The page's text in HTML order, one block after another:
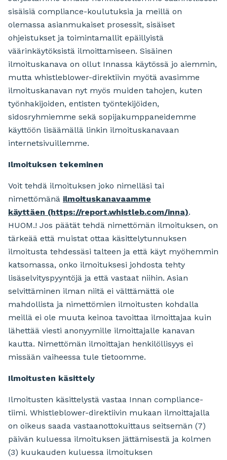
sisäisiä compliance-koulutuksia ja meillä on
olemassa asianmukaiset prosessit, sisäiset
ohjeistukset ja toimintamallit epäillyistä
väärinkäytöksistä ilmoittamiseen. Sisäinen
ilmoituskanava on ollut Innassa käytössä jo aiemmin,
mutta whistleblower-direktiivin myötä avasimme
ilmoituskanavan nyt myös muiden tahojen, kuten
työnhakijoiden, entisten työntekijöiden,
sidosryhmiemme sekä sopijakumppaneidemme
käyttöön lisäämällä linkin ilmoituskanavaan
internetsivuillemme.
Ilmoituksen tekeminen
Voit tehdä ilmoituksen joko nimelläsi tai
nimettömänä ilmoituskanavaamme
käyttäen (https://report.whistleb.com/inna).
HUOM.! Jos päätät tehdä nimettömän ilmoituksen, on
tärkeää että muistat ottaa käsittelytunnuksen
ilmoitusta tehdessäsi talteen ja että käyt myöhemmin
katsomassa, onko ilmoituksesi johdosta tehty
lisäselvityspyyntöjä ja että vastaat niihin. Asian
selvittäminen ilman niitä ei välttämättä ole
mahdollista ja nimettömien ilmoitusten kohdalla
meillä ei ole muuta keinoa tavoittaa ilmoittajaa kuin
lähettää viesti anonyymille ilmoittajalle kanavan
kautta. Nimettömän ilmoittajan henkilöllisyys ei
missään vaiheessa tule tietoomme.
Ilmoitusten käsittely
Ilmoitusten käsittelystä vastaa Innan compliance-
tiimi. Whistleblower-direktiivin mukaan ilmoittajalla
on oikeus saada vastaanottokuittaus seitsemän (7)
päivän kuluessa ilmoituksen jättämisestä ja kolmen
(3) kuukauden kuluessa ilmoituksen